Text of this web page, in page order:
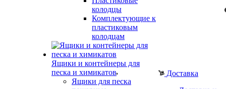
колодцы
Комплектующие к
пластиковым
колодцам
Ящики и контейнеры для
песка и химикатов
Ящики для песка
Доставка